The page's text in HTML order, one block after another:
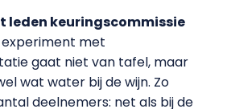
leden keuringscommissie
met
gaat niet van tafel, maar
wat water bij de wijn. Zo
deelnemers: net als bij de